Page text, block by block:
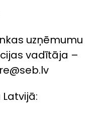
uzņēmumu
vadītāja –